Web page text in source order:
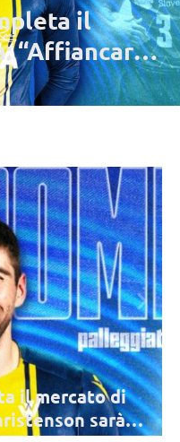
il
“Affiancare
stimolo
il mercato di
sarà